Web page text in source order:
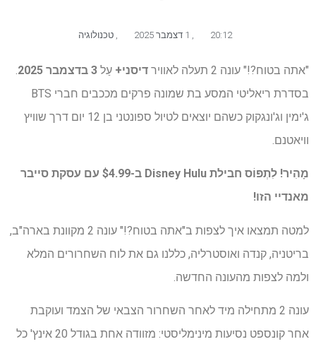
20:12
,
, טכנולוגיה
"אתה בטוח?!" עונה 2 תעלה לאוויר דיסני+ עַל 3 בדצמבר 2025
.
בסדרת ריאליטי המסע בת שמונה פרקים מככבים חברי BTS
ג'ימין וג'ונגקוק כשהם יוצאים לטיול ספונטני בן 12 יום דרך שוויץ
וויאטנם.
מָהִיר! לִתְפּוֹס חבילת Disney Hulu ב-$4.99
עם עסקת סייבר
מאנדיי הזו!
למטה תמצאו איך לצפות ב"אתה בטוח?!" עונה 2 מקוונת בארה"ב,
בריטניה, קנדה ואוסטרליה, כללנו גם את לוח השחרורים המלא
ולמה לצפות מהעונה החדשה.
עונה 2 מתחילה מיד לאחר השחרור הצבאי של הצמד ועוקבת
אחר קונספט נסיעות מינימליסטי: מזוודה אחת בגודל 20 אינץ' כל